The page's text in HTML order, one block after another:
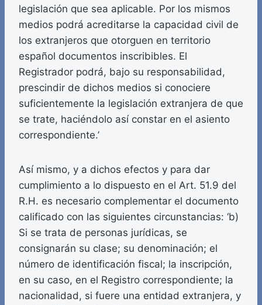
legislación que sea aplicable. Por los mismos
medios podrá acreditarse la capacidad civil de
los extranjeros que otorguen en territorio
español documentos inscribibles. El
Registrador podrá, bajo su responsabilidad,
prescindir de dichos medios si conociere
suficientemente la legislación extranjera de que
se trate, haciéndolo así constar en el asiento
correspondiente.’
Así mismo, y a dichos efectos y para dar
cumplimiento a lo dispuesto en el Art. 51.9 del
R.H. es necesario complementar el documento
calificado con las siguientes circunstancias: ‘b)
Si se trata de personas jurídicas, se
consignarán su clase; su denominación; el
número de identificación fiscal; la inscripción,
en su caso, en el Registro correspondiente; la
nacionalidad, si fuere una entidad extranjera, y